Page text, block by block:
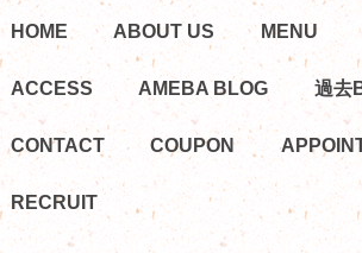
HOME ABOUT US MENU
ACCESS AMEBA BLOG 過去
CONTACT COUPON
RECRUIT